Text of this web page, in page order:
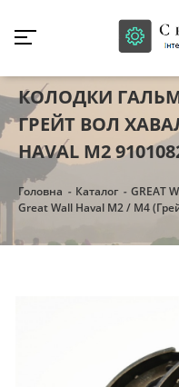
КОЛОДКИ
ГРЕЙТ ВОЛ
HAVAL M2
Головна Каталог
GREAT
Great Wall Haval M2 / M4